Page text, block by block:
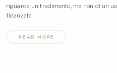
riguarda un tradimento, ma non di un
fidanzata
READ MORE